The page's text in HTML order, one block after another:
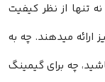
کیفیت
چه به
گیمینگ